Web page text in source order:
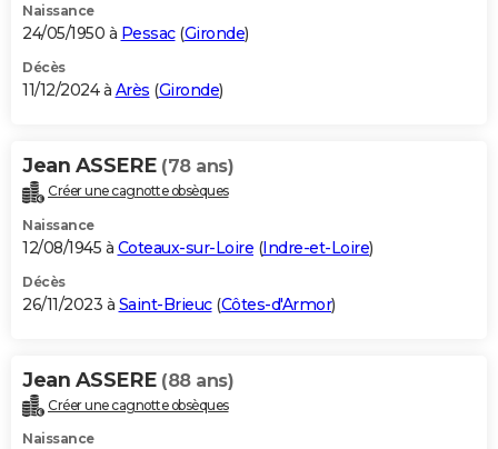
Naissance
24/05/1950 à Pessac(Gironde)
Décès
11/12/2024 à Arès (Gironde)
Jean ASSERE (78 ans)
Créer une cagnotte obsèques
Naissance
12/08/1945 à Coteaux-sur-Loire (Indre-et-Loire)
Décès
26/11/2023 à Saint-Brieuc(Côtes-d'Armor)
Jean ASSERE (88 ans)
Créer une cagnotte obsèques
Naissance